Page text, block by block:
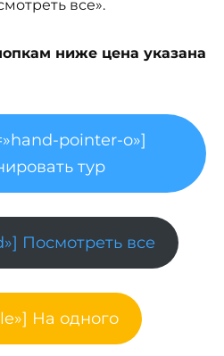
все».
ниже цена указана
pointer-o»]
тур
Посмотреть все
На одного